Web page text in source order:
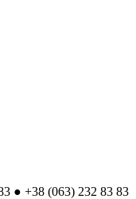
● +38 (063) 232 83 83